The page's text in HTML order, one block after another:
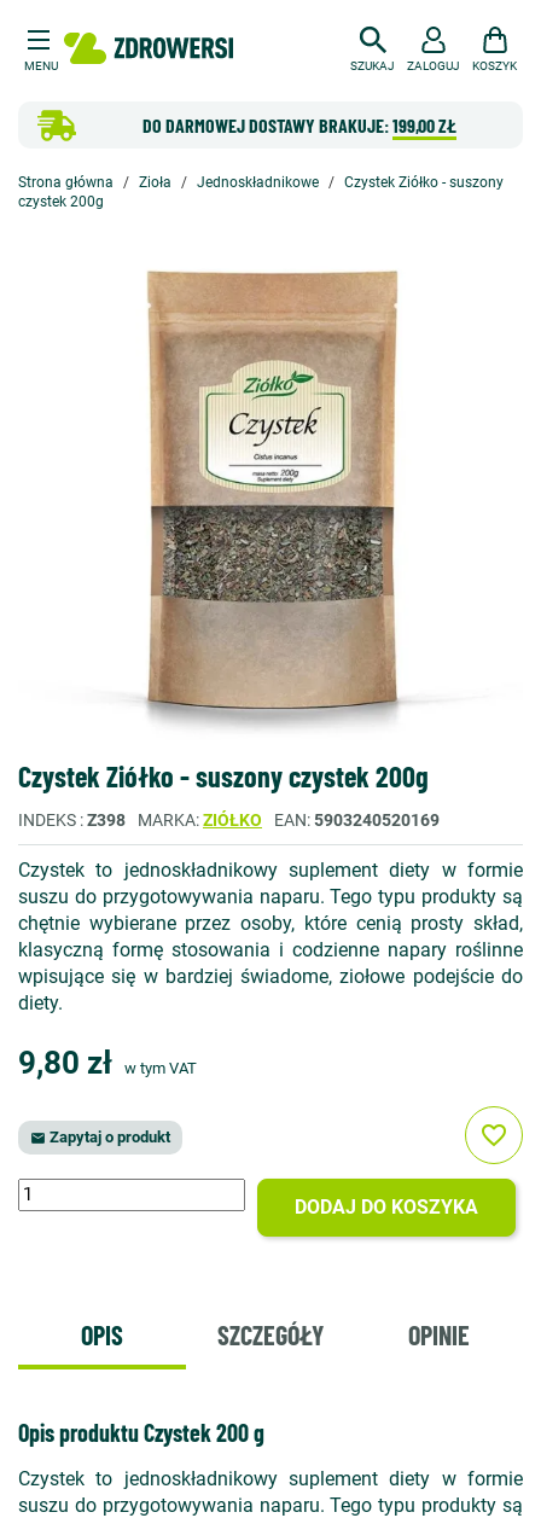
MENU SZUKAJ
DO DARMOWEJ DOSTAWY BRAKUJE:199,00 ZŁ
ZALOGUJ KOSZYK
Strona główna Zioła Jednoskładnikowe
Czystek Ziółko - suszony
czystek 200g
Czystek Ziółko - suszony czystek 200g
INDEKS Z398 MARKA ZIÓŁKO EAN 5903240520169
Czystek to jednoskładnikowy suplement diety w formie
suszu do przygotowywania naparu. Tego typu produkty są
chętnie wybierane przez osoby, które cenią prosty skład,
klasyczną formę stosowania i codzienne napary roślinne
wpisujące się w bardziej świadome, ziołowe podejście do
diety.
9,80 zł w tym VAT
 Zapytaj o produkt
DODAJ DO KOSZYKA
favorite_border
OPIS SZCZEGÓŁY OPINIE
Opis produktu Czystek 200 g
Czystek to jednoskładnikowy suplement diety w formie
suszu do przygotowywania naparu. Tego typu produkty są